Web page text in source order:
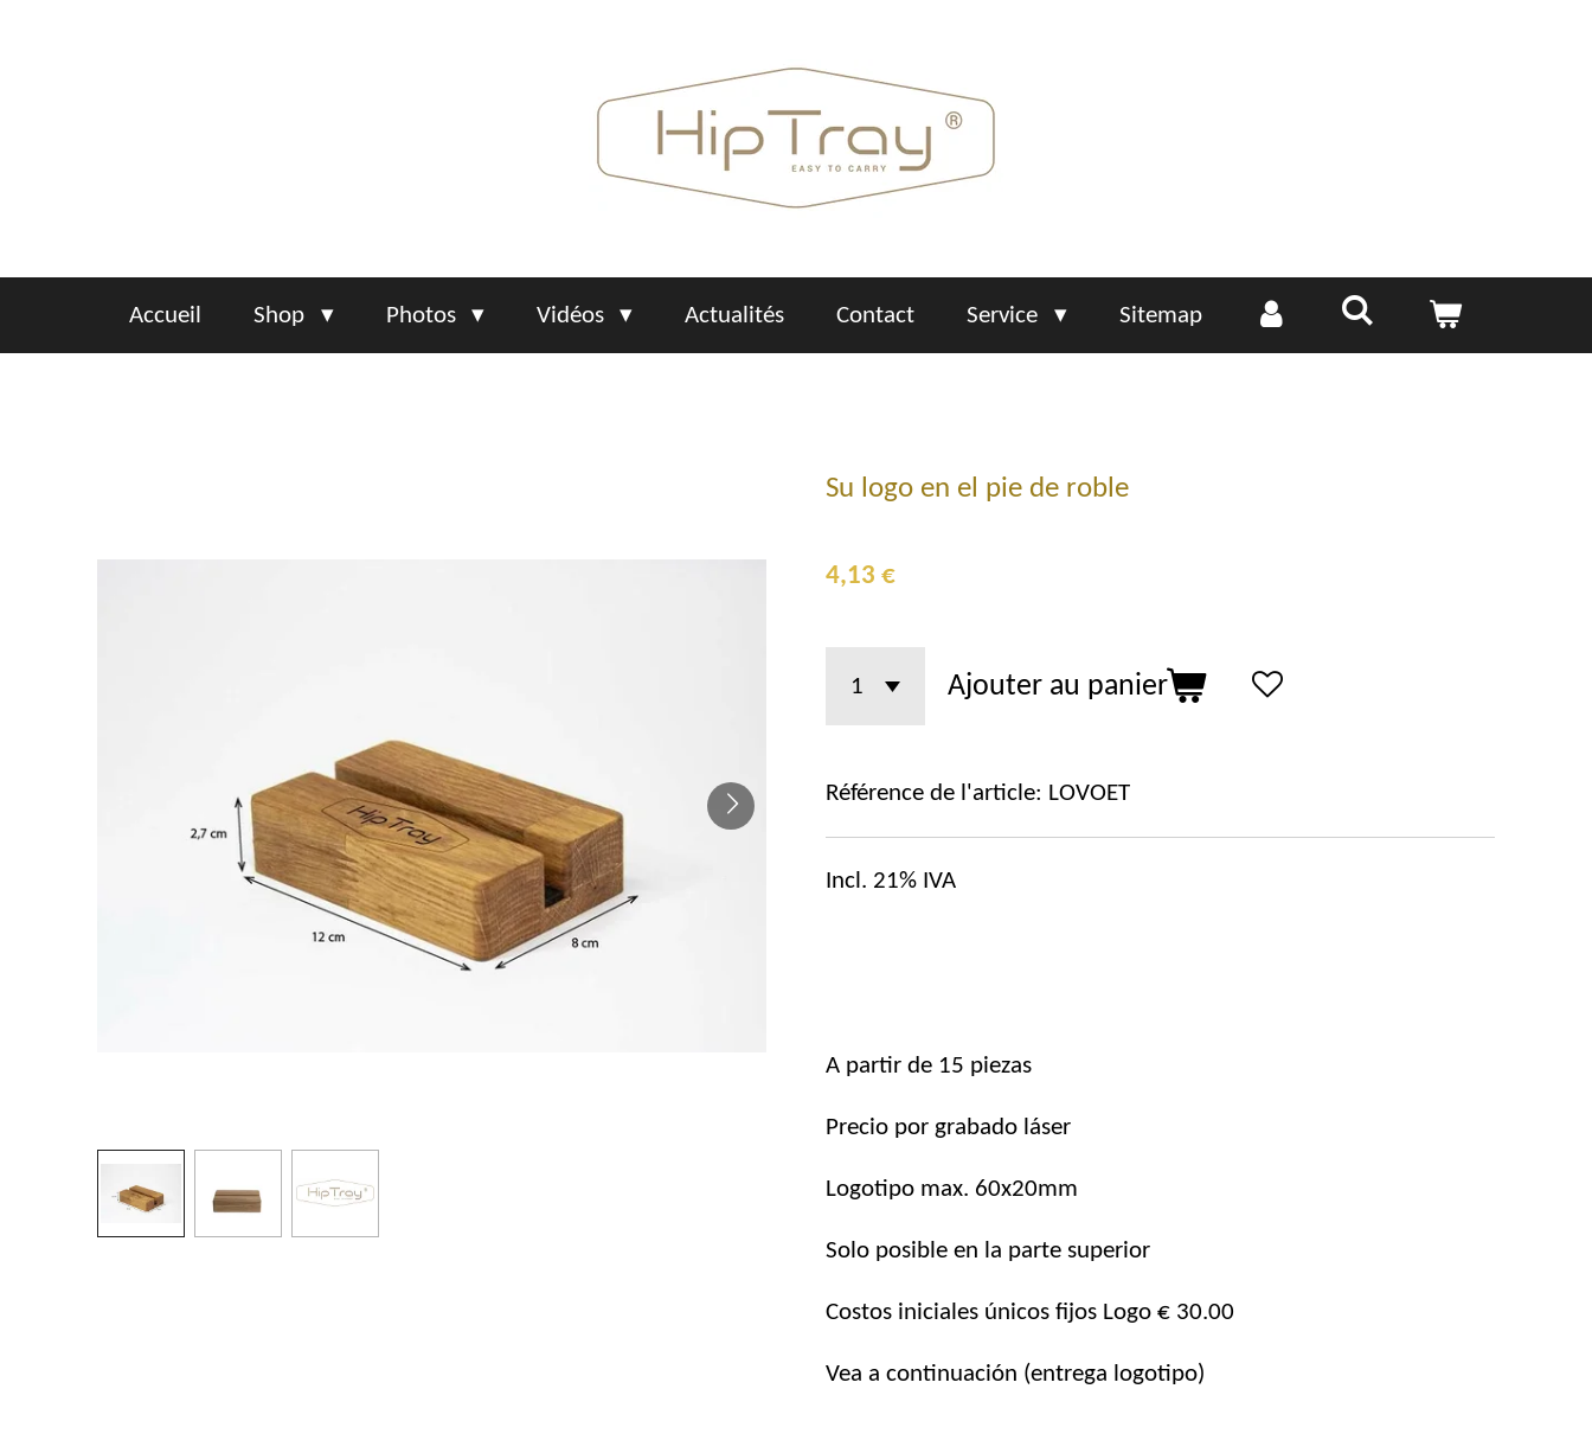
Accueil Shop Photos Vidéos Actualités Contact Service Sitemap
Su logo en el pie de roble
4,13 €
Ajouter au panier
Référence de l'article: LOVOET
Incl. 21% IVA
A partir de 15 piezas
Precio por grabado láser
Logotipo max. 60x20mm
Solo posible en la parte superior
Costos iniciales únicos fijos Logo € 30.00
Vea a continuación (entrega logotipo)